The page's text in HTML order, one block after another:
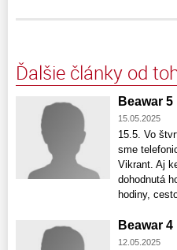
Ďalšie články od
Beawar 5
15.05.2025
15.5. Vo
sme
Vikrant. Aj
dohodnutá
hodiny,
Beawar 4
12.05.2025